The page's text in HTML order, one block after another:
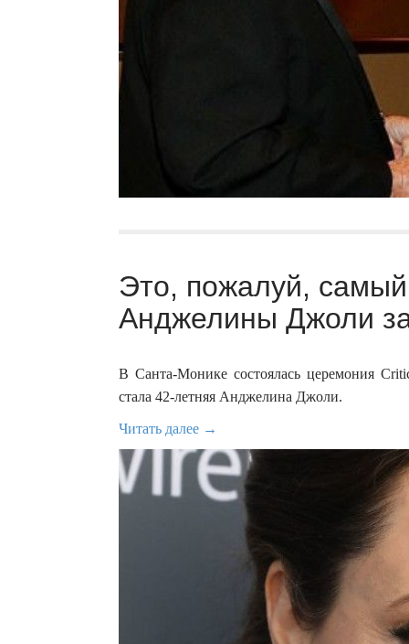
Это, пожалуй,
Анджелины Джоли
В Санта-Монике состоялась церемония
стала 42-летняя Анджелина Джоли.
Читать далее →